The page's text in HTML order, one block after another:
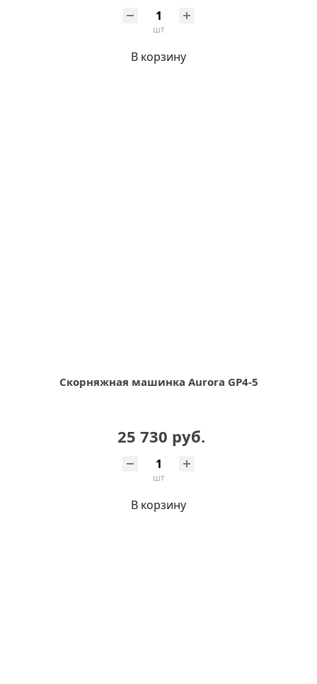
шт
В корзину
Скорняжная машинка Aurora GP4-5
25 730 руб.
шт
В корзину